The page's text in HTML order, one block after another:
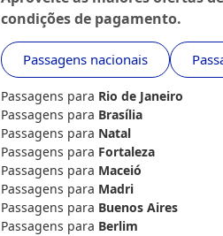
condições de pagamento.
Passagens nacionais
Passagens para Rio de Janeiro
Passagens para Brasília
Passagens para Natal
Passagens para Fortaleza
Passagens para Maceió
Passagens para Madri
Passagens para Buenos Aires
Passagens para Berlim